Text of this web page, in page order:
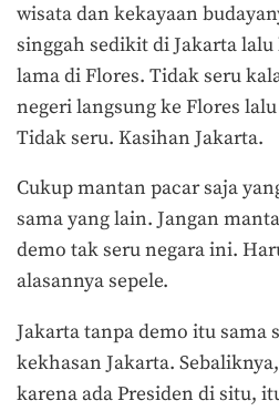
wisata dan kekayaan
singgah sedikit di Jakarta
lama di Flores. Tidak seru
negeri langsung ke Flores
Tidak seru. Kasihan Jakarta.
Cukup mantan pacar saja
sama yang lain. Jangan
demo tak seru negara ini.
alasannya sepele.
Jakarta tanpa demo itu sama
kekhasan Jakarta.
karena ada Presiden di situ,